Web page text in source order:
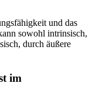
und das
sowohl intrinsisch,
durch äußere
im